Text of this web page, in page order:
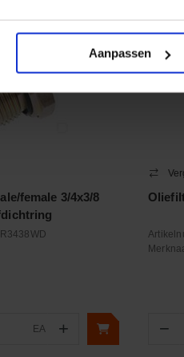
Aanpassen
female 3/4x3/8
EA + −